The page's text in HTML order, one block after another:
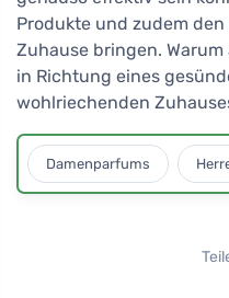
Produkte und zudem
Zuhause bringen.
in Richtung eines
wohlriechenden
Damenparfums